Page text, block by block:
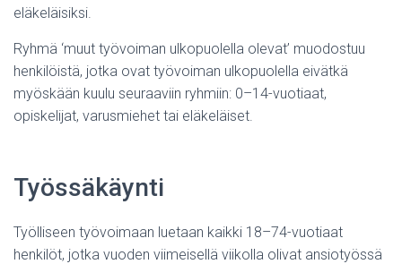
eläkeläisiksi.
Ryhmä ‘muut työvoiman ulkopuolella olevat’ muodostuu
henkilöistä, jotka ovat työvoiman ulkopuolella eivätkä
myöskään kuulu seuraaviin ryhmiin: 0–14-vuotiaat,
opiskelijat, varusmiehet tai eläkeläiset.
Työssäkäynti
Työlliseen työvoimaan luetaan kaikki 18–74-vuotiaat
henkilöt, jotka vuoden viimeisellä viikolla olivat ansiotyössä